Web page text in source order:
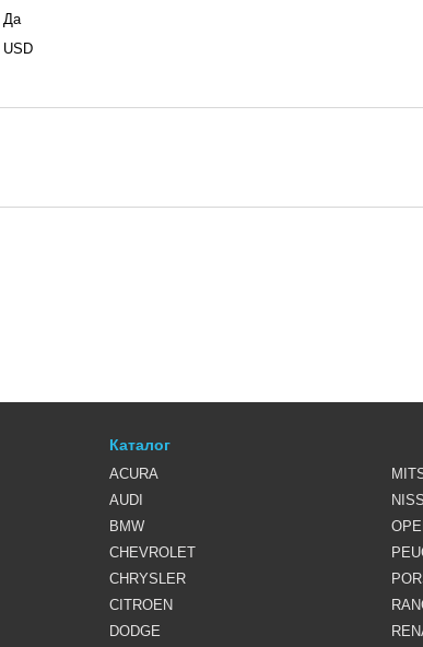
Да
USD
Каталог
ACURA
AUDI
BMW
CHEVROLET
CHRYSLER
CITROEN
DODGE